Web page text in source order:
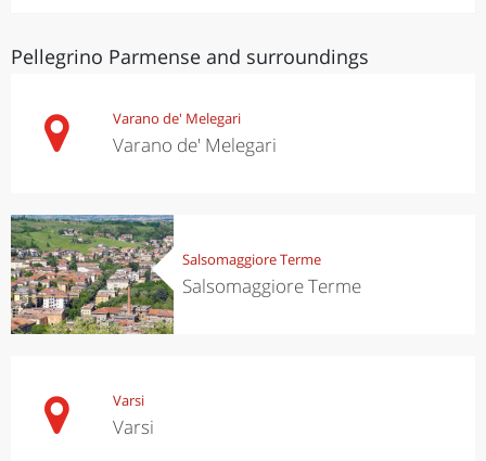
Pellegrino Parmense and surroundings
Varano de' Melegari
Varano de' Melegari
Salsomaggiore Terme
Salsomaggiore Terme
Varsi
Varsi